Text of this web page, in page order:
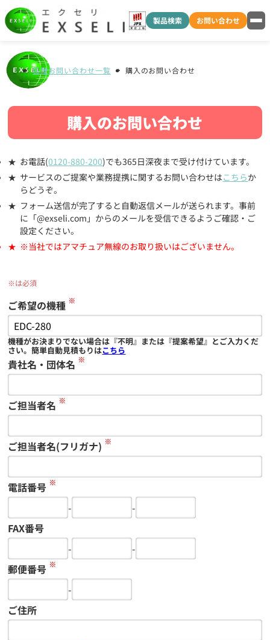
製品検索 お問い合わせ
各種お問い合わせ一覧 購入のお問い合わせ
購入のお問い合わせ
お電話(0120-880-200)でも365日深夜まで受け付けています。
サービスのご提案や業務提携に関するお問い合わせはこちらか
らどうぞ。
フォーム送信が完了すると自動返信メールが送られます。事前
に「@exseli.com」からのメールを受信できるようご確認・ご
設定ください。
※当社ではアマチュア無線のお取り扱いはございません。
※は必須
ご希望の機種 ※
機種がお決まりでない場合は『不明』または『提案希望』とご入力くだ
さい。簡単自動見積もりはこちら
貴社名・団体名 ※
ご担当者名 ※
ご担当者名(フリガナ) ※
電話番号 ※
-
-
FAX番号
-
-
郵便番号 ※
-
ご住所